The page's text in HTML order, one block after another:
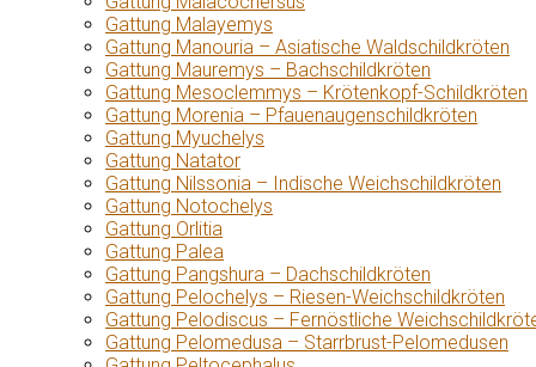
Gattung Malayemys
Gattung Manouria – Asiatische Waldschildkröten
Gattung Mauremys – Bachschildkröten
Gattung Mesoclemmys – Krötenkopf-Schildkröten
Gattung Morenia – Pfauenaugenschildkröten
Gattung Myuchelys
Gattung Natator
Gattung Nilssonia – Indische Weichschildkröten
Gattung Notochelys
Gattung Orlitia
Gattung Palea
Gattung Pangshura – Dachschildkröten
Gattung Pelochelys – Riesen-Weichschildkröten
Gattung Pelodiscus – Fernöstliche
Gattung Pelomedusa – Starrbrust-Pelomedusen